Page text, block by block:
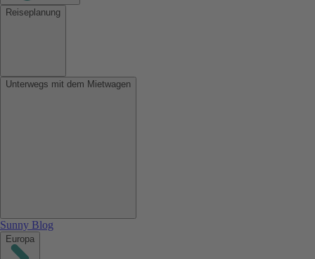
Reiseplanung
Unterwegs mit dem Mietwagen
Sunny Blog
Europa